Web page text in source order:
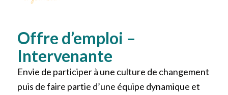
Offre d’emploi –
Intervenante
Envie de participer à une culture de changement
puis de faire partie d’une équipe dynamique et